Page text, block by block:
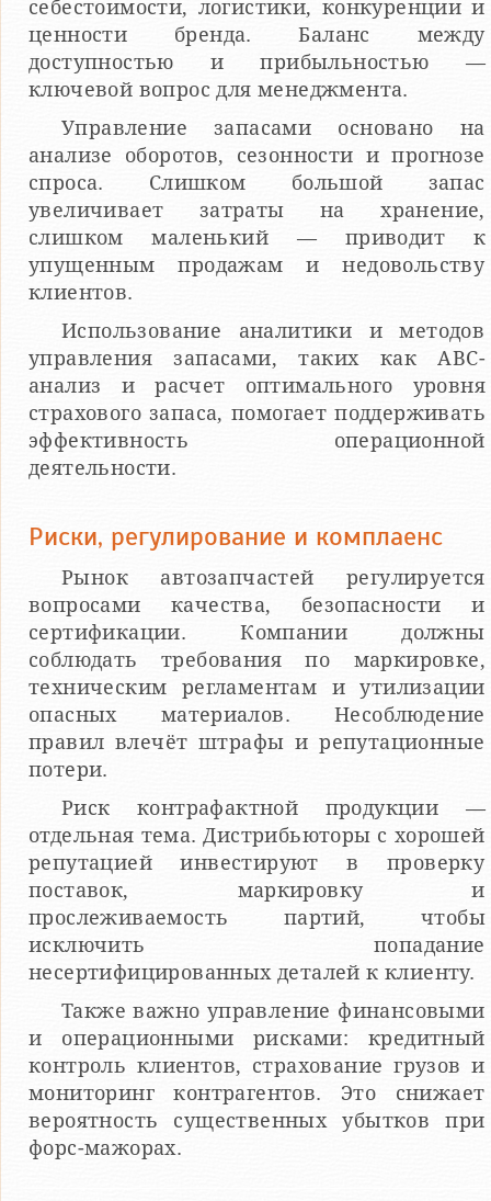
себестоимости, логистики, конкуренции и
ценности бренда. Баланс между
доступностью и прибыльностью —
ключевой вопрос для менеджмента.
Управление запасами основано на
анализе оборотов, сезонности и прогнозе
спроса. Слишком большой запас
увеличивает затраты на хранение,
слишком маленький — приводит к
упущенным продажам и недовольству
клиентов.
Использование аналитики и методов
управления запасами, таких как ABC-
анализ и расчет оптимального уровня
страхового запаса, помогает поддерживать
эффективность операционной
деятельности.
Риски, регулирование и комплаенс
Рынок автозапчастей регулируется
вопросами качества, безопасности и
сертификации. Компании должны
соблюдать требования по маркировке,
техническим регламентам и утилизации
опасных материалов. Несоблюдение
правил влечёт штрафы и репутационные
потери.
Риск контрафактной продукции —
отдельная тема. Дистрибьюторы с хорошей
репутацией инвестируют в проверку
поставок, маркировку и
прослеживаемость партий, чтобы
исключить попадание
несертифицированных деталей к клиенту.
Также важно управление финансовыми
и операционными рисками: кредитный
контроль клиентов, страхование грузов и
мониторинг контрагентов. Это снижает
вероятность существенных убытков при
форс-мажорах.